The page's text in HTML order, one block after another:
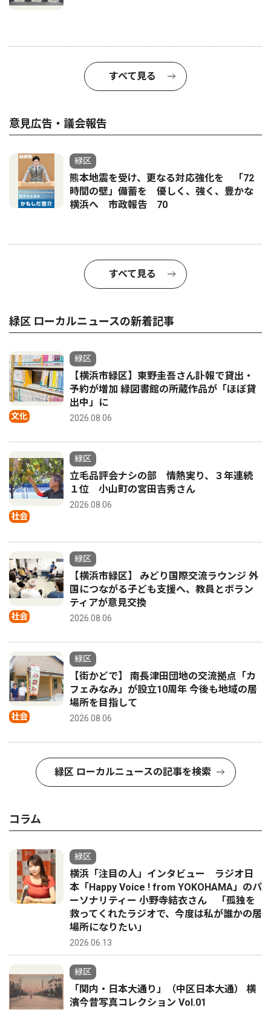
すべて見る
意見広告・議会報告
緑区
熊本地震を受け、更なる対応強化を 「72
時間の壁」備蓄を 優しく、強く、豊かな
横浜へ 市政報告 70
すべて見る
緑区 ローカルニュースの新着記事
文化
緑区
【横浜市緑区】東野圭吾さん訃報で貸出・
予約が増加 緑図書館の所蔵作品が「ほぼ貸
出中」に
2026.08.06
社会
緑区
立毛品評会ナシの部 情熱実り、３年連続
１位 小山町の宮田吉秀さん
2026.08.06
社会
緑区
【横浜市緑区】 みどり国際交流ラウンジ 外
国につながる子ども支援へ、教員とボラン
ティアが意見交換
2026.08.06
社会
緑区
【街かどで】 南長津田団地の交流拠点「カ
フェみなみ」が設立10周年 今後も地域の居
場所を目指して
2026.08.06
緑区 ローカルニュースの記事を検索
コラム
緑区
横浜「注目の人」インタビュー ラジオ日
本「Happy Voice ! from YOKOHAMA」のパ
ーソナリティー 小野寺結衣さん 「孤独を
救ってくれたラジオで、今度は私が誰かの居
場所になりたい」
2026.06.13
緑区
「関内・日本大通り」（中区日本大通） 横
濱今昔写真コレクション Vol.01